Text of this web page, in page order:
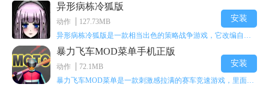
异形病栋冷狐版
动作
127.73MB
安装
暴力飞车MOD菜单手机正版
动作
72.1MB
安装